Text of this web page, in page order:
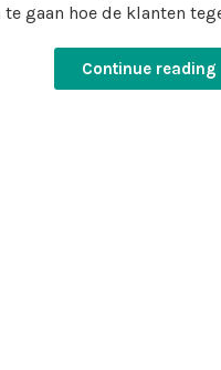
gaan hoe de klanten
Continue reading